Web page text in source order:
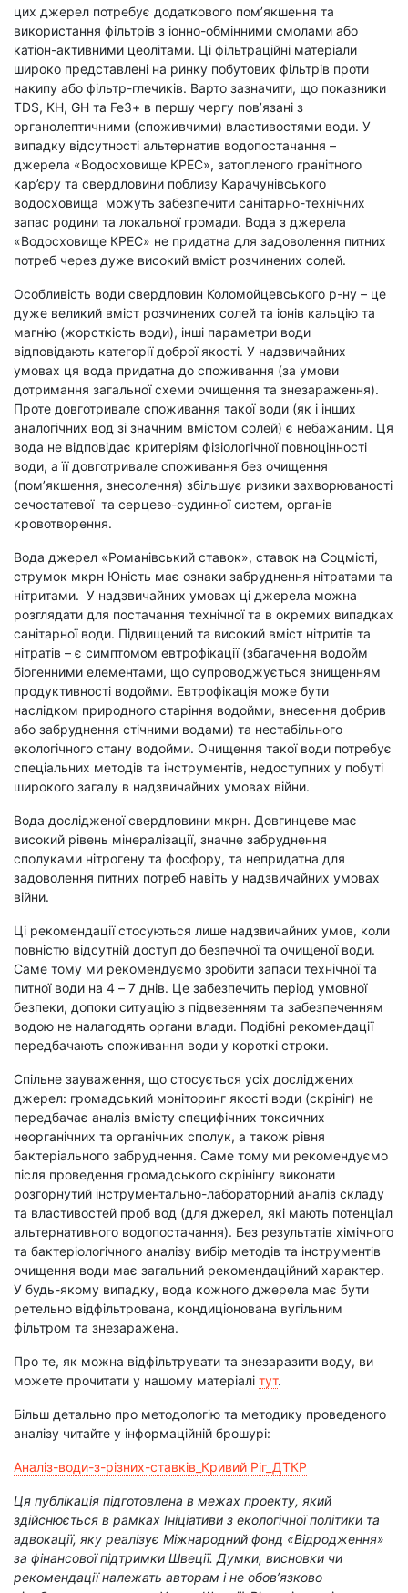
цих джерел потребує додаткового пом’якшення та
використання фільтрів з іонно-обмінними смолами або
катіон-активними цеолітами. Ці фільтраційні матеріали
широко представлені на ринку побутових фільтрів проти
накипу або фільтр-глечиків. Варто зазначити, що показники
TDS, KH, GH та Fe3+ в першу чергу пов’язані з
органолептичними (споживчими) властивостями води. У
випадку відсутності альтернатив водопостачання –
джерела «Водосховище КРЕС», затопленого гранітного
кар’єру та свердловини поблизу Карачунівського
водосховища можуть забезпечити санітарно-технічних
запас родини та локальної громади. Вода з джерела
«Водосховище КРЕС» не придатна для задоволення питних
потреб через дуже високий вміст розчинених солей.
Особливість води свердловин Коломойцевського р-ну – це
дуже великий вміст розчинених солей та іонів кальцію та
магнію (жорсткість води), інші параметри води
відповідають категорії доброї якості. У надзвичайних
умовах ця вода придатна до споживання (за умови
дотримання загальної схеми очищення та знезараження).
Проте довготривале споживання такої води (як і інших
аналогічних вод зі значним вмістом солей) є небажаним. Ця
вода не відповідає критеріям фізіологічної повноцінності
води, а її довготривале споживання без очищення
(пом’якшення, знесолення) збільшує ризики захворюваності
сечостатевої та серцево-судинної систем, органів
кровотворення.
Вода джерел «Романівський ставок», ставок на Соцмісті,
струмок мкрн Юність має ознаки забруднення нітратами та
нітритами. У надзвичайних умовах ці джерела можна
розглядати для постачання технічної та в окремих випадках
санітарної води. Підвищений та високий вміст нітритів та
нітратів – є симптомом евтрофікації (збагачення водойм
біогенними елементами, що супроводжується знищенням
продуктивності водойми. Евтрофікація може бути
наслідком природного старіння водойми, внесення добрив
або забруднення стічними водами) та нестабільного
екологічного стану водойми. Очищення такої води потребує
спеціальних методів та інструментів, недоступних у побуті
широкого загалу в надзвичайних умовах війни.
Вода дослідженої свердловини мкрн. Довгинцеве має
високий рівень мінералізації, значне забруднення
сполуками нітрогену та фосфору, та непридатна для
задоволення питних потреб навіть у надзвичайних умовах
війни.
Ці рекомендації стосуються лише надзвичайних умов, коли
повністю відсутній доступ до безпечної та очищеної води.
Саме тому ми рекомендуємо зробити запаси технічної та
питної води на 4 – 7 днів. Це забезпечить період умовної
безпеки, допоки ситуацію з підвезенням та забезпеченням
водою не налагодять органи влади. Подібні рекомендації
передбачають споживання води у короткі строки.
Спільне зауваження, що стосується усіх досліджених
джерел: громадський моніторинг якості води (скрініг) не
передбачає аналіз вмісту специфічних токсичних
неорганічних та органічних сполук, а також рівня
бактеріального забруднення. Саме тому ми рекомендуємо
після проведення громадського скрінінгу виконати
розгорнутий інструментально-лабораторний аналіз складу
та властивостей проб вод (для джерел, які мають потенціал
альтернативного водопостачання). Без результатів хімічного
та бактеріологічного аналізу вибір методів та інструментів
очищення води має загальний рекомендаційний характер.
У будь-якому випадку, вода кожного джерела має бути
ретельно відфільтрована, кондиціонована вугільним
фільтром та знезаражена.
Про те, як можна відфільтрувати та знезаразити воду, ви
можете прочитати у нашому матеріалі тут.
Більш детально про методологію та методику проведеного
аналізу читайте у інформаційній брошурі:
Аналіз-води-з-різних-ставків_Кривий Ріг_ДТКР
Ця публікація підготовлена в межах проекту, який
здійснюється в рамках Ініціативи з екологічної політики та
адвокації, яку реалізує Міжнародний фонд «Відродження»
за фінансової підтримки Швеції. Думки, висновки чи
рекомендації належать авторам і не обов’язково